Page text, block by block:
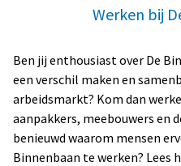
Betaalde baan
Montage- en
Verpak-,
Werken bij
Ben jij enthousiast over De
een verschil maken en
arbeidsmarkt? Kom dan
aanpakkers, meebouwers en
benieuwd waarom mensen
Binnenbaan te werken? Lees